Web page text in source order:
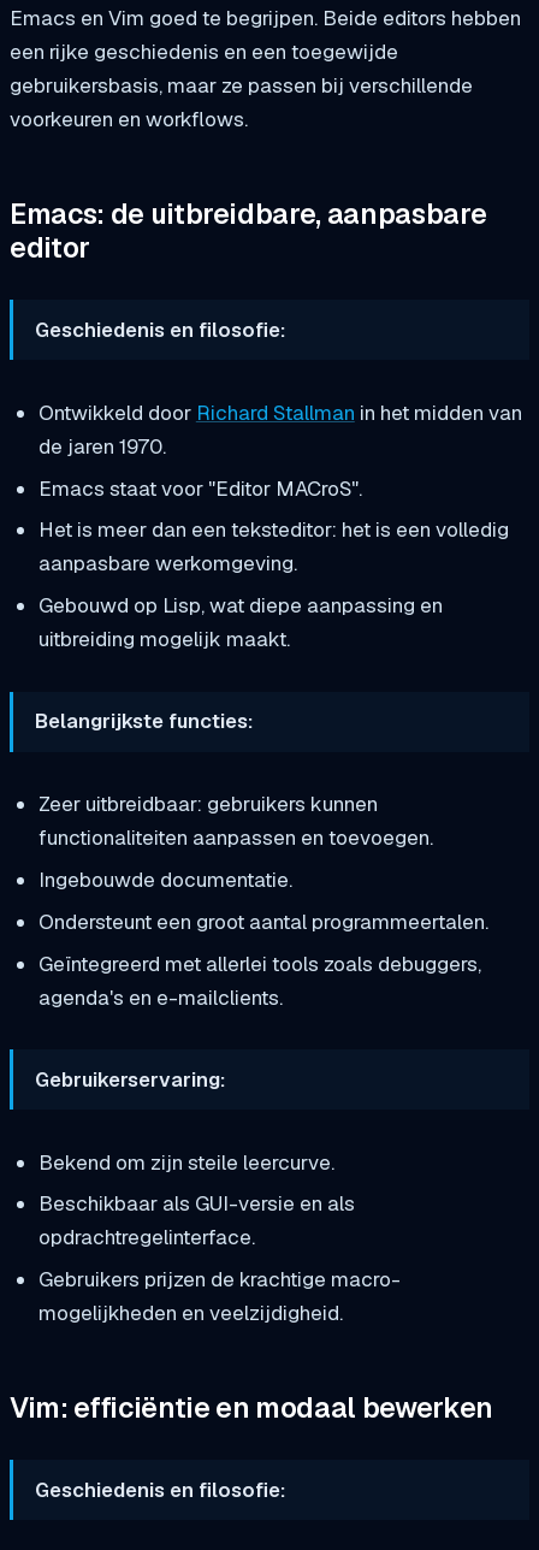
Emacs en Vim goed te begrijpen. Beide editors hebben
een rijke geschiedenis en een toegewijde
gebruikersbasis, maar ze passen bij verschillende
voorkeuren en workflows.
Emacs: de uitbreidbare, aanpasbare
editor
Geschiedenis en filosofie:
Ontwikkeld door Richard Stallman in het midden van
de jaren 1970.
Emacs staat voor "Editor MACroS".
Het is meer dan een teksteditor: het is een volledig
aanpasbare werkomgeving.
Gebouwd op Lisp, wat diepe aanpassing en
uitbreiding mogelijk maakt.
Belangrijkste functies:
Zeer uitbreidbaar: gebruikers kunnen
functionaliteiten aanpassen en toevoegen.
Ingebouwde documentatie.
Ondersteunt een groot aantal programmeertalen.
Geïntegreerd met allerlei tools zoals debuggers,
agenda's en e-mailclients.
Gebruikerservaring:
Bekend om zijn steile leercurve.
Beschikbaar als GUI-versie en als
opdrachtregelinterface.
Gebruikers prijzen de krachtige macro-
mogelijkheden en veelzijdigheid.
Vim: efficiëntie en modaal bewerken
Geschiedenis en filosofie: